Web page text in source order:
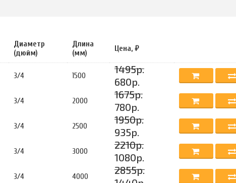
Диаметр
(дюйм)
Длина
(мм)
Цена, ₽
3/4 1500
1495р.
680р.
3/4 2000
1675р.
780р.
3/4 2500
1950р.
935р.
3/4 3000
2210р.
1080р.
3/4 4000
2855р.